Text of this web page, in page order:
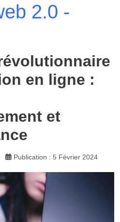
2.0 -
en ligne :
et
Publication : 5 Février 2024